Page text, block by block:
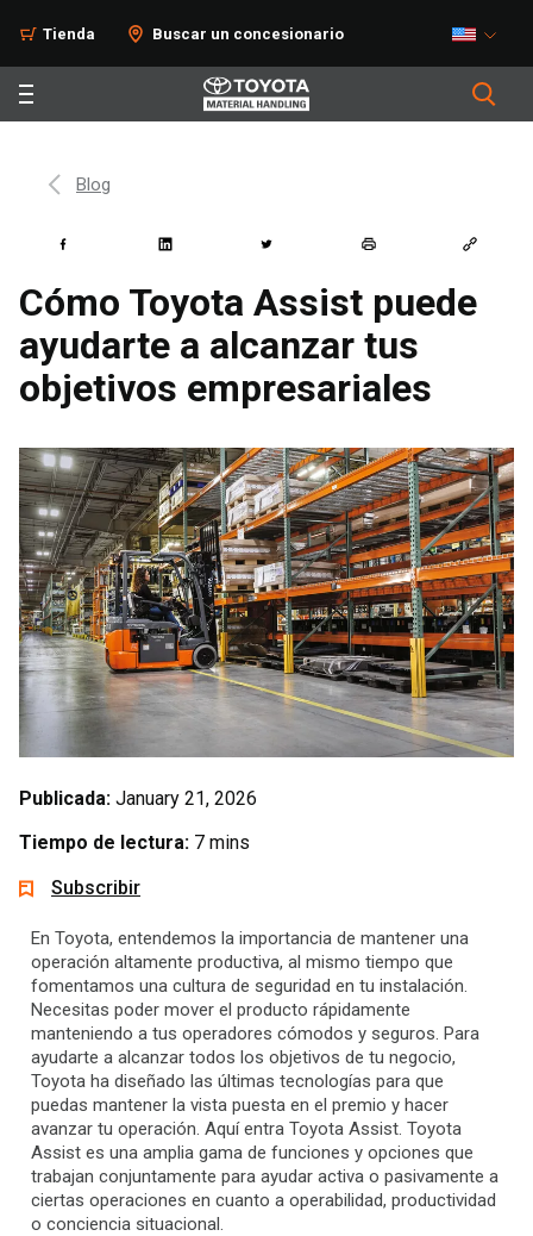
Tienda Buscar un concesionario
Blog
Cómo Toyota Assist puede
ayudarte a alcanzar tus
objetivos empresariales
Publicada: January 21, 2026
Tiempo de lectura: 7 mins
Subscribir
En Toyota, entendemos la importancia de mantener una
operación altamente productiva, al mismo tiempo que
fomentamos una cultura de seguridad en tu instalación.
Necesitas poder mover el producto rápidamente
manteniendo a tus operadores cómodos y seguros. Para
ayudarte a alcanzar todos los objetivos de tu negocio,
Toyota ha diseñado las últimas tecnologías para que
puedas mantener la vista puesta en el premio y hacer
avanzar tu operación. Aquí entra Toyota Assist. Toyota
Assist es una amplia gama de funciones y opciones que
trabajan conjuntamente para ayudar activa o pasivamente a
ciertas operaciones en cuanto a operabilidad, productividad
o conciencia situacional.